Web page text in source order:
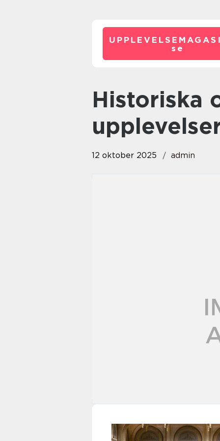
se
Historiska och arkitektoniska
12 oktober 2025 admin